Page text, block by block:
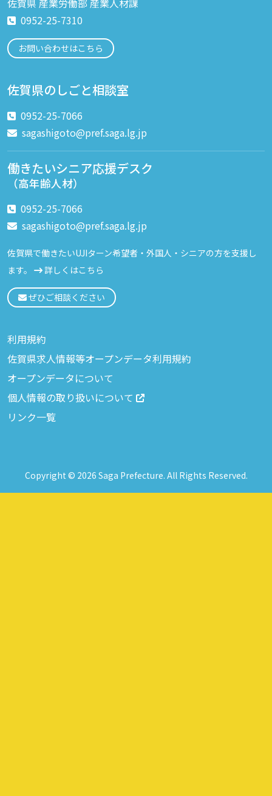
0952-25-7310
お問い合わせはこちら
佐賀県のしごと相談室
0952-25-7066
sagashigoto@pref.saga.lg.jp
働きたいシニア応援デスク
（高年齢人材）
0952-25-7066
sagashigoto@pref.saga.lg.jp
佐賀県で働きたいUJIターン希望者・外国人・シニアの方を支援し
ます。
詳しくはこちら
ぜひご相談ください
利用規約
佐賀県求人情報等オープンデータ利用規約
オープンデータについて
個人情報の取り扱いについて
リンク一覧
Copyright © 2026 Saga Prefecture. All Rights Reserved.